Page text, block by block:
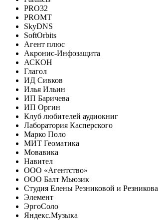
PRO32
PROMT
SkyDNS
SoftOrbits
Агент плюс
Акронис-Инфозащита
АСКОН
Глагол
ИД Сивков
Илья Ильин
ИП Баричева
ИП Оргин
Клуб любителей аудиокниг
Лаборатория Касперского
Марко Поло
МИТ Геоматика
Мовавика
Навител
ООО «Агентство»
ООО Балт Мьюзик
Студия Елены Резниковой и Резникова
Элемент
ЭргоСоло
Яндекс.Музыка